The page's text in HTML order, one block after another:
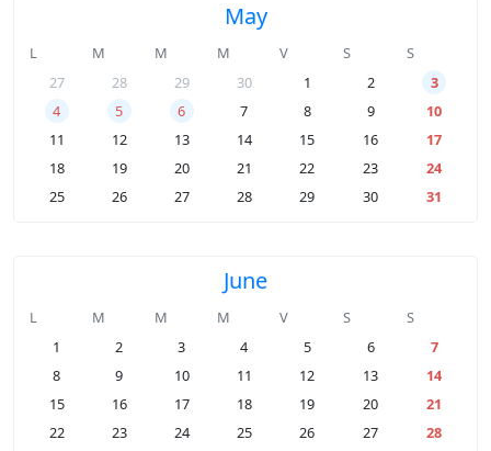
May
L M M M V S
S
27
28 29 30 1 2
3
4
5 6 7 8 9
10
11
12 13 14 15 16
17
18
19 20 21 22 23
24
25
26 27 28 29 30 31
June
L M M M V S
S
1
2 3 4 5 6
7
8
9 10 11 12 13
14
15
16 17 18 19 20
21
22
23 24 25 26 27 28